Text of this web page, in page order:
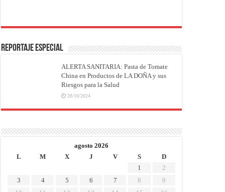
REPORTAJE ESPECIAL
ALERTA SANITARIA: Pasta de Tomate
China en Productos de LA DOÑA y sus
Riesgos para la Salud
28/10/2024
agosto 2026
L
M X J V S
D
1
2
3
4 5 6 7 8
9